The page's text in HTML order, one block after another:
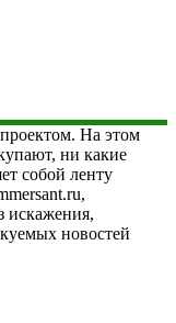
На этом
ни какие
собой ленту
искажения,
новостей